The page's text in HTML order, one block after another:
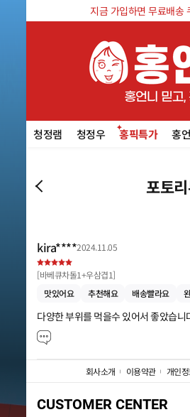
지금 가입하면 무료배송
청정램 청정우 홍픽특가 홍
포토
kira****2024.11.05
[바베큐차돌1+우삼겹1]
맛있어요
추천해요 배송빨라요
다양한 부위를 먹을수 있어서 좋았습니
회사소개 이용약관 개인
CUSTOMER CENTER